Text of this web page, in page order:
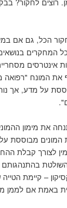
הכל, גם אם
המחקרים
אינטרסים
את המונח "רפואה
על מדע, אך
את מימון
המונים מבוססת
לצורך קבלת
בהתנהגותם
– קיימת
באמת אם לממן